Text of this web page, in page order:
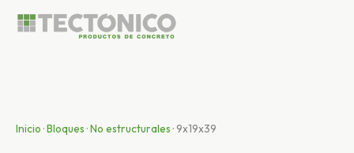
Inicio ·Bloques ·No estructurales · 9x19x39